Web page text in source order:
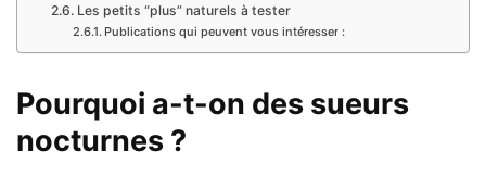
Les petits “plus” naturels à tester
Publications qui peuvent vous intéresser :
Pourquoi a-t-on des sueurs
nocturnes ?